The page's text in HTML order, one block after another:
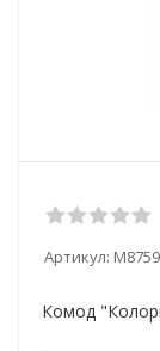
Артикул: М8759
Комод